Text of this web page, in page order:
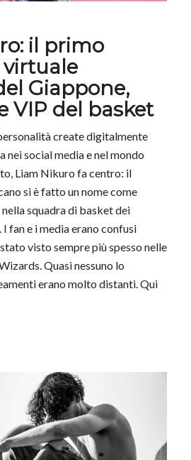
il primo
Giappone,
VIP del basket
create digitalmente
nei social media e nel mondo
Liam Nikuro fa centro: il
si è fatto un nome come
squadra di basket dei
fan e i media erano confusi
visto sempre più spesso nelle
Quasi nessuno lo
erano molto distanti. Qui